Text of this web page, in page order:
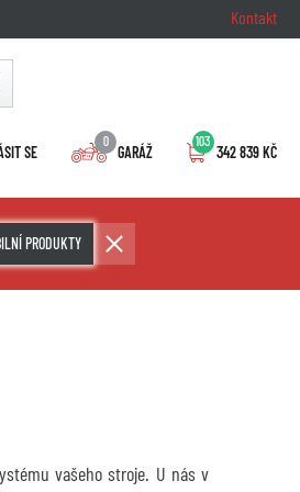
Kontakt
SE
0
GARÁŽ
103
342 839 KČ
PRODUKTY
vašeho stroje. U nás v